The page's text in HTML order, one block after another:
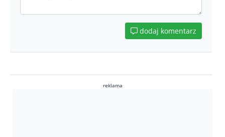
dodaj komentarz
reklama